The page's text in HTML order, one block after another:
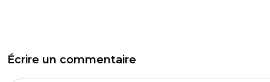
Écrire un commentaire